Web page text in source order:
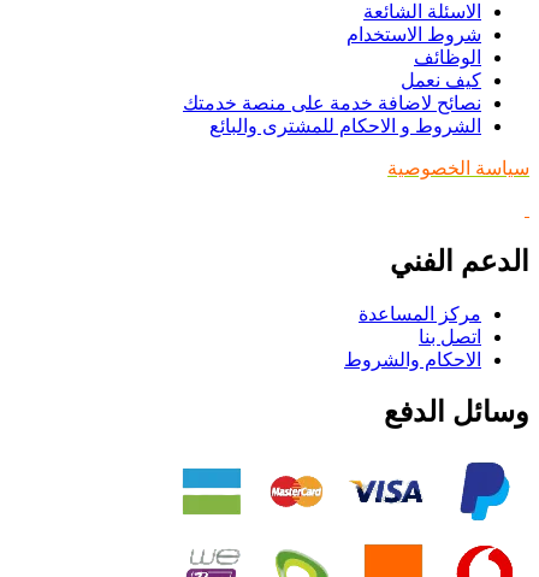
الاسئلة الشائعة
شروط الاستخدام
الوظائف
كيف نعمل
نصائح لاضافة خدمة على منصة خدمتك
الشروط و الاحكام للمشترى والبائع
سياسة الخصوصية
الدعم الفني
مركز المساعدة
اتصل بنا
الاحكام والشروط
وسائل الدفع